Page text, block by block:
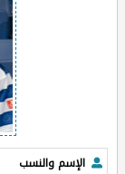
الإسم والنسب